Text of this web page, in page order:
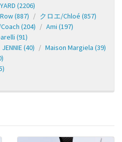
(2206)
(887) クロエ/Chloé (857)
(204) Ami (197)
(91)
JENNIE(40) Maison Margiela (39)